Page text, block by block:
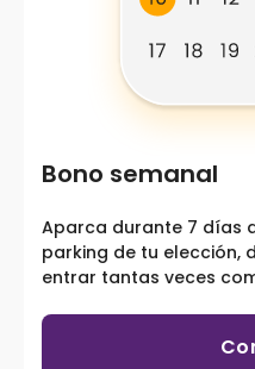
Bono semanal
Aparca durante 7 días
parking de tu elección,
entrar tantas veces